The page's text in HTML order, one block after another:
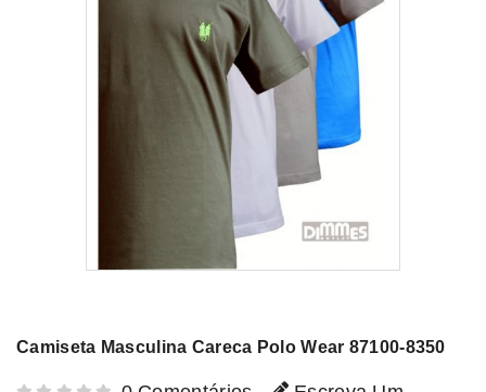
Camiseta Masculina Careca Polo Wear 87100-8350